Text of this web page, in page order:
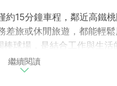
15分鐘車程，鄰近高鐵
旅或休閒旅遊，都能輕
球場，是結合工作與生活
繼續閱讀